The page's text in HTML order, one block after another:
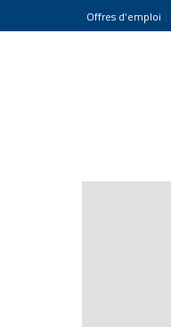
Offres d’emploi